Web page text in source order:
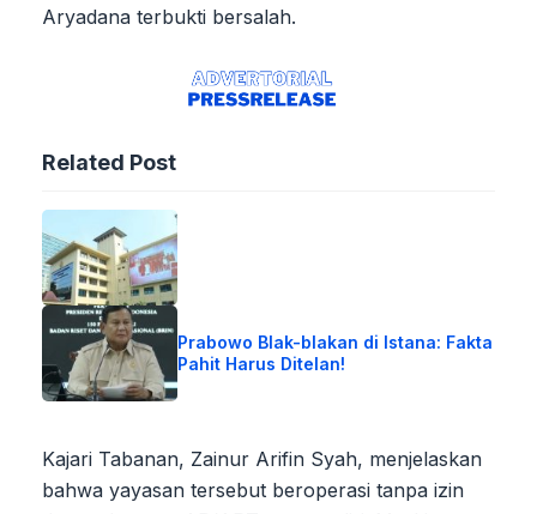
Aryadana terbukti bersalah.
Related Post
Prabowo Blak-blakan di Istana: Fakta
Pahit Harus Ditelan!
Kajari Tabanan, Zainur Arifin Syah, menjelaskan
bahwa yayasan tersebut beroperasi tanpa izin